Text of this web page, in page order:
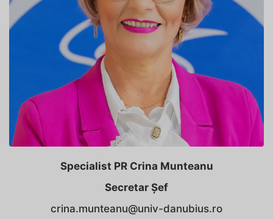
Specialist PRCrina Munteanu
Secretar Șef
crina.munteanu@univ-danubius.ro